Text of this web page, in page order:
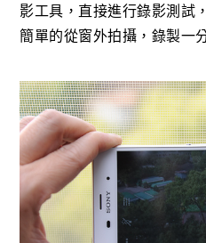
影工具，直接進行錄影測試
簡單的從窗外拍攝，錄製一